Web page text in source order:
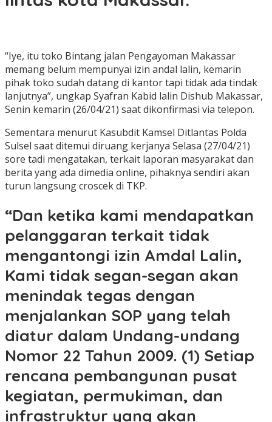
“Iye, itu toko Bintang jalan Pengayoman Makassar
memang belum mempunyai izin andal lalin, kemarin
pihak toko sudah datang di kantor tapi tidak ada tindak
lanjutnya”, ungkap Syafran Kabid lalin Dishub Makassar,
Senin kemarin (26/04/21) saat dikonfirmasi via telepon.
Sementara menurut Kasubdit Kamsel Ditlantas Polda
Sulsel saat ditemui diruang kerjanya Selasa (27/04/21)
sore tadi mengatakan, terkait laporan masyarakat dan
berita yang ada dimedia online, pihaknya sendiri akan
turun langsung croscek di TKP.
“Dan ketika kami mendapatkan
pelanggaran terkait tidak
mengantongi izin Amdal Lalin,
Kami tidak segan-segan akan
menindak tegas dengan
menjalankan SOP yang telah
diatur dalam Undang-undang
Nomor 22 Tahun 2009. (1) Setiap
rencana pembangunan pusat
kegiatan, permukiman, dan
infrastruktur yang akan